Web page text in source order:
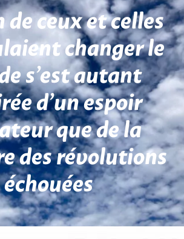
de ceux et celles
changer le
s’est autant
d’un espoir
que de la
des révolutions
échouées